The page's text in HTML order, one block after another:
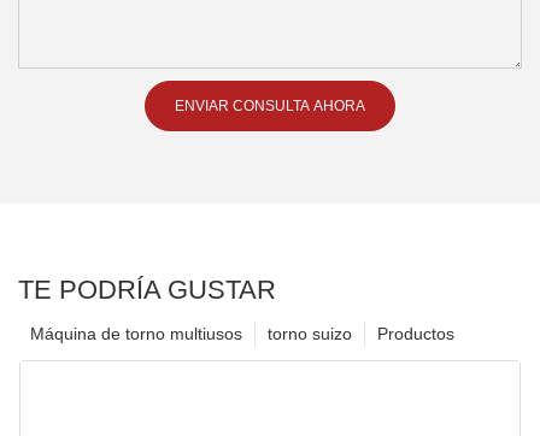
ENVIAR CONSULTA AHORA
TE PODRÍA GUSTAR
Productos
torno suizo
Máquina de torno multiusos